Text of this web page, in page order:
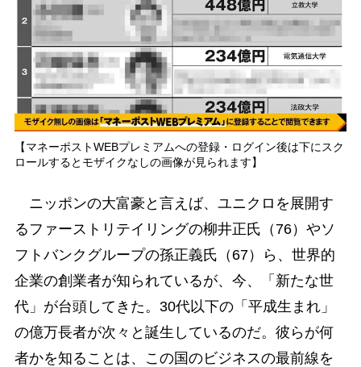
【マネーポストWEBプレミアムへの登録・ログイン後は下にスク
ロールするとモザイクなしの画像が見られます】
ニッポンの大富豪と言えば、ユニクロを展開す
るファーストリテイリングの柳井正氏（76）やソ
フトバンクグループの孫正義氏（67）ら、世界的
企業の創業者が知られているが、今、「新たな世
代」が台頭してきた。30代以下の「平成生まれ」
の億万長者が次々と誕生しているのだ。彼らが何
者かを知ることは、この国のビジネスの最前線を